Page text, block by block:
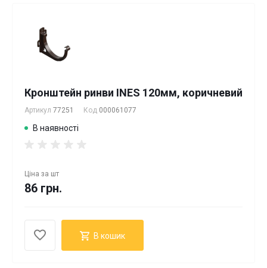
Кронштейн ринви INES 120мм, коричневий
Артикул 77251 Код 000061077
В наявності
Ціна за шт
86 грн.
В кошик